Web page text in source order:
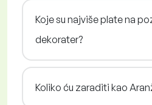
Koje su najviše plate na
dekorater?
Koliko ću zaraditi kao